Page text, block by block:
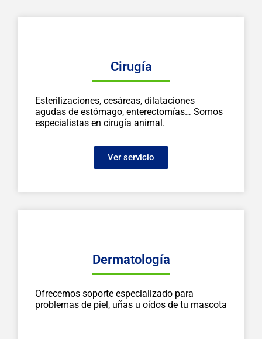
Cirugía
Esterilizaciones, cesáreas, dilataciones
agudas de estómago, enterectomías… Somos
especialistas en cirugía animal.
Ver servicio
Dermatología
Ofrecemos soporte especializado para
problemas de piel, uñas u oídos de tu mascota